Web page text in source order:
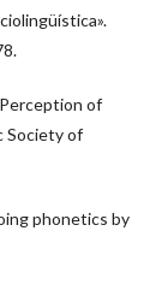
of
Society of
phonetics by